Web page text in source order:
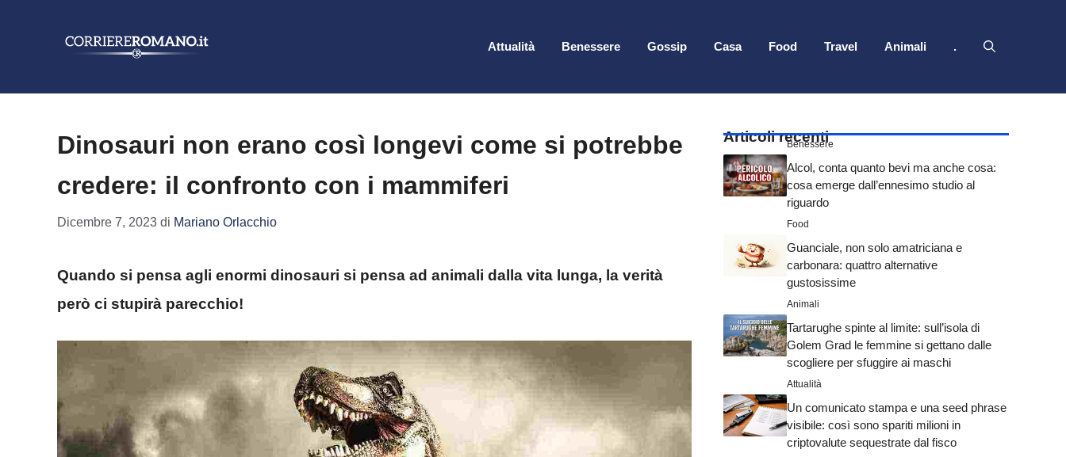
Attualità Benessere Gossip Casa Food Travel Animali .
Dinosauri non erano così longevi come si potrebbe
credere: il confronto con i mammiferi
Dicembre 7, 2023 di Mariano Orlacchio
Quando si pensa agli enormi dinosauri si pensa ad animali dalla vita lunga, la verità
però ci stupirà parecchio!
Articoli recenti
Benessere
Alcol, conta quanto bevi ma anche cosa:
cosa emerge dall’ennesimo studio al
riguardo
Food
Guanciale, non solo amatriciana e
carbonara: quattro alternative
gustosissime
Animali
Tartarughe spinte al limite: sull’isola di
Golem Grad le femmine si gettano dalle
scogliere per sfuggire ai maschi
Attualità
Un comunicato stampa e una seed phrase
visibile: così sono spariti milioni in
criptovalute sequestrate dal fisco